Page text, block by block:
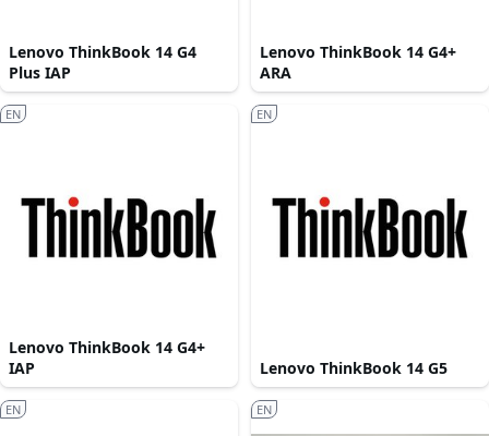
Lenovo ThinkBook 14 G4
Plus IAP
Lenovo ThinkBook 14 G4+
ARA
Lenovo ThinkBook 14 G4+
IAP
EN
Lenovo ThinkBook 14 G5
EN
EN EN